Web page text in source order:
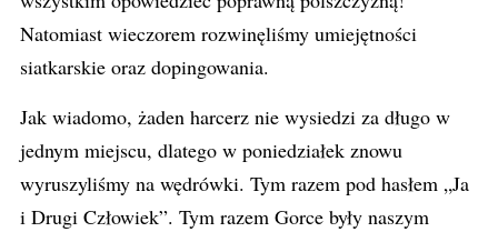
Natomiast wieczorem rozwinęliśmy umiejętności
siatkarskie oraz dopingowania.
Jak wiadomo, żaden harcerz nie wysiedzi za długo w
jednym miejscu, dlatego w poniedziałek znowu
wyruszyliśmy na wędrówki. Tym razem pod hasłem „Ja
i Drugi Człowiek”. Tym razem Gorce były naszym